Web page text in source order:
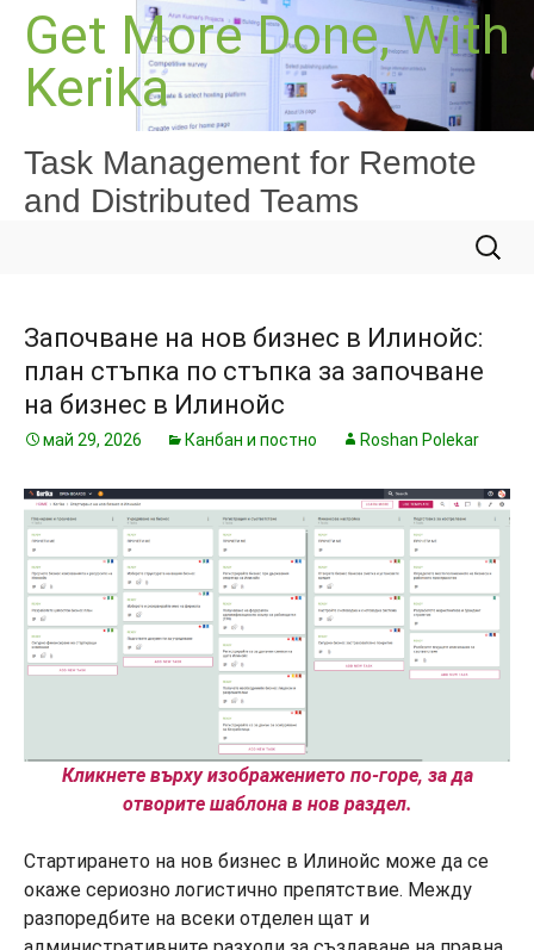
Към
съдържанието
Get More Done, With
Kerika
Task Management for Remote
and Distributed Teams
за:
Започване на нов бизнес в Илинойс:
план стъпка по стъпка за започване
на бизнес в Илинойс
май 29, 2026 Канбан и постно Roshan Polekar
Кликнете върху изображението по-горе, за да
отворите шаблона в нов раздел.
Стартирането на нов бизнес в Илинойс може да се
окаже сериозно логистично препятствие. Между
разпоредбите на всеки отделен щат и